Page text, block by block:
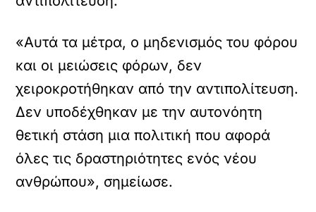
«Αυτά τα μέτρα, ο μηδενισμός του φόρου
και οι μειώσεις φόρων, δεν
χειροκροτήθηκαν από την αντιπολίτευση.
Δεν υποδέχθηκαν με την αυτονόητη
θετική στάση μια πολιτική που αφορά
όλες τις δραστηριότητες ενός νέου
ανθρώπου», σημείωσε.